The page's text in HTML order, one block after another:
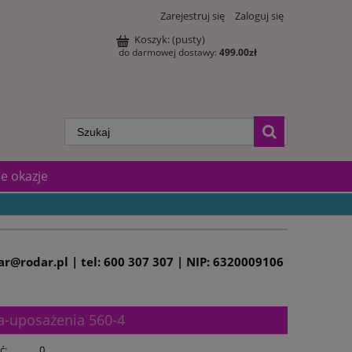
Zarejestruj się
Zaloguj się
Koszyk:(pusty)
do darmowej dostawy: 499.00zł
okazje
| tel: 600 307 307 | NIP: 6320009106
uposażenia 560-4